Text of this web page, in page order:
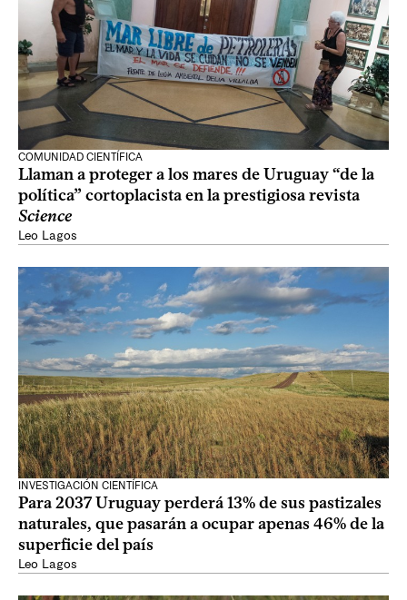
COMUNIDAD CIENTÍFICA
Llaman a proteger a los mares de Uruguay “de la
política” cortoplacista en la prestigiosa revista
Science
Leo Lagos
INVESTIGACIÓN CIENTÍFICA
Para 2037 Uruguay perderá 13% de sus pastizales
naturales, que pasarán a ocupar apenas 46% de la
superficie del país
Leo Lagos